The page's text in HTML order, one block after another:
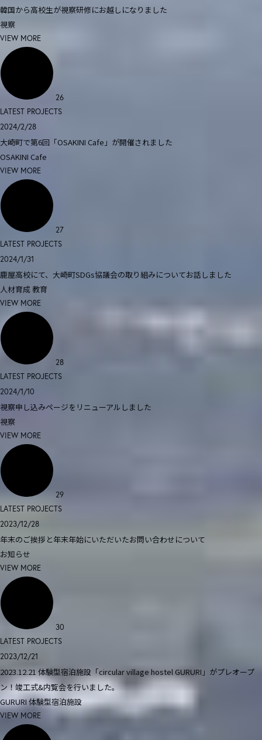
韓国から高校生が視察研修にお越しになりました
視察
VIEW MORE
26
LATEST PROJECTS
2024/2/28
大崎町で第6回「OSAKINI Cafe」が開催されました
OSAKINI Cafe
VIEW MORE
27
LATEST PROJECTS
2024/1/31
鹿屋高校にて、大崎町SDGs協議会の取り組みについてお話しました
人材育成 教育
VIEW MORE
28
LATEST PROJECTS
2024/1/10
視察申し込みページをリニューアルしました
視察
VIEW MORE
29
LATEST PROJECTS
2023/12/28
年末のご挨拶と年末年始にいただいたお問い合わせについて
お知らせ
VIEW MORE
30
LATEST PROJECTS
2023/12/21
2023.12.21 体験型宿泊施設「circular village hostel GURURI」がプレオープ
ン！竣工式&内覧会を行いました。
GURURI体験型宿泊施設
VIEW MORE